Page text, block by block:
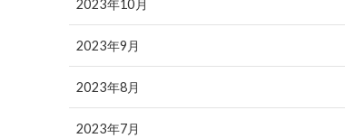
2023年10月
2023年9月
2023年8月
2023年7月